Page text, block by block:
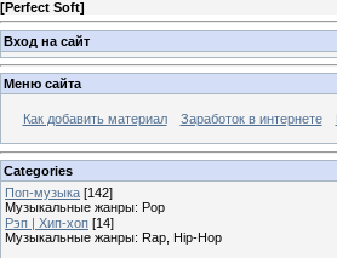
[Perfect Soft]
Вход на сайт
Меню сайта
Как добавить материал Заработок в интернете
Categories
Поп-музыка [142]
Музыкальные жанры: Pop
Рэп | Хип-хоп [14]
Музыкальные жанры: Rap, Hip-Hop